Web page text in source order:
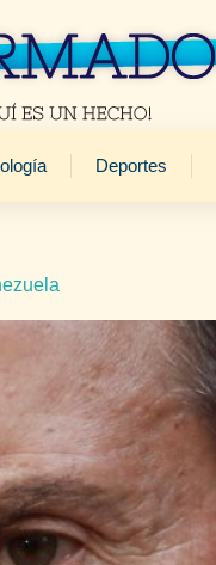
Deportes